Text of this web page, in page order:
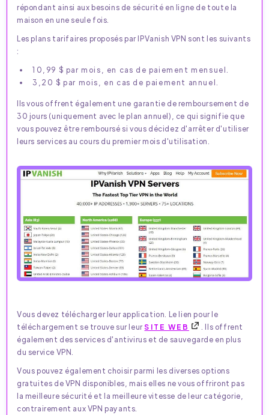
répondant ainsi aux besoins de sécurité en ligne de toute la
maison en une seule fois.
Les plans tarifaires proposés par IPVanish VPN sont les suivants
:
10,99 $ par mois, en cas de paiement mensuel.
3,20 $ par mois, en cas de paiement annuel.
Ils vous offrent également une garantie de remboursement de
30 jours (uniquement avec le plan annuel), ce qui signifie que
vous pouvez être remboursé si vous décidez d'arrêter d'utiliser
leurs services au cours du premier mois d'utilisation.
Vous devez télécharger leur application. Le lien pour le
téléchargement se trouve sur leurSITE WEB
. Ils offrent
également des services d'antivirus et de sauvegarde en plus
du service VPN.
Vous pouvez également choisir parmi les diverses options
gratuites de VPN disponibles, mais elles ne vous offriront pas
la meilleure sécurité et la meilleure vitesse de leur catégorie,
contrairement aux VPN payants.